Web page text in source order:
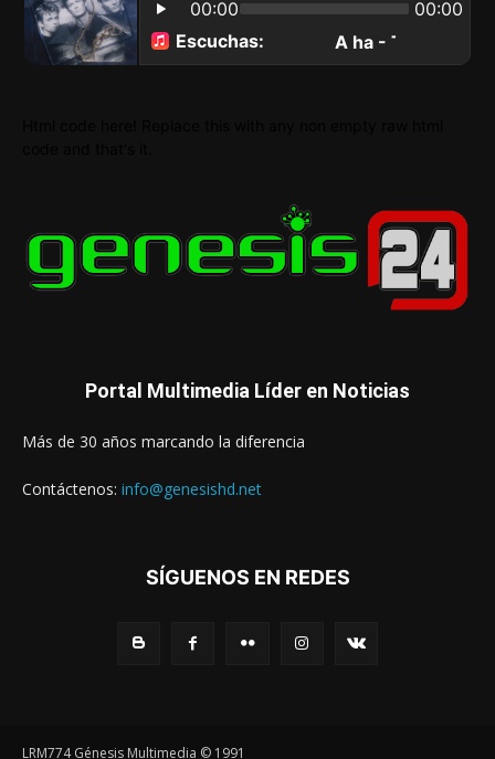
Portal Multimedia Líder en Noticias
Más de 30 años marcando la diferencia
Contáctenos: info@genesishd.net
SÍGUENOS EN REDES
LRM774 Génesis Multimedia © 1991